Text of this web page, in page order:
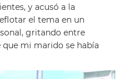
y acusó a la
el tema en un
gritando entre
que mi marido se había